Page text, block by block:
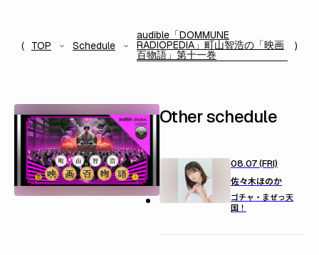
TOP Schedule
audible「DOMMUNE
RADIOPEDIA」町山智浩の「映画
百物語」第十一巻
Other schedule
08.07 (FRI)
佐々木ほのか
ゴチャ・まぜっ天
国！